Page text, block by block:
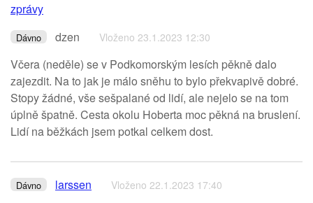
zprávy
Dávno dzen Vloženo 23.1.2023 12:30
Včera (neděle) se v Podkomorským lesích pěkně dalo
zajezdit. Na to jak je málo sněhu to bylo překvapivě dobré.
Stopy žádné, vše sešpalané od lidí, ale nejelo se na tom
úplně špatně. Cesta okolu Hoberta moc pěkná na bruslení.
Lidí na běžkách jsem potkal celkem dost.
Dávno larssen Vloženo 22.1.2023 17:40